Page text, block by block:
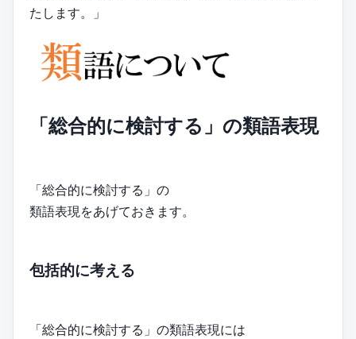
たします。」
「総合的に検討する」の類語表現
「総合的に検討する」の
類語表現をあげておきます。
包括的に考える
「総合的に検討する」の類語表現には